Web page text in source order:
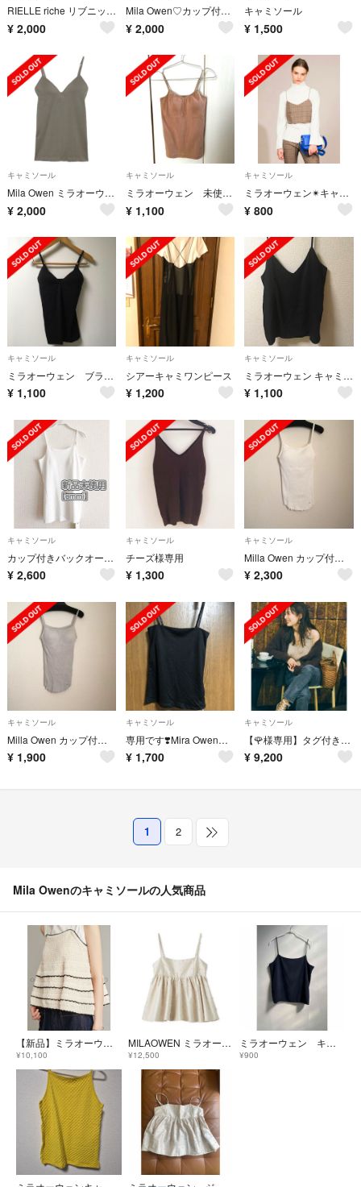
RIELLE riche リブニットキャミソール
¥ 2,000
Mila Owen♡カップ付きキャミソール
¥ 2,000
キャミソール
¥ 1,500
キャミソール
Mila Owen ミラオーウェン カップインキャミソール ブラトップ モカ
¥ 2,000
キャミソール
ミラオーウェン 未使用カップ付きキャミソール
¥ 1,100
キャミソール
ミラオーウェン✴︎キャミソールビスチェ
¥ 800
キャミソール
ミラオーウェン ブラキャミソール 黒
¥ 1,100
キャミソール
シアーキャミワンピース
¥ 1,200
キャミソール
ミラオーウェン キャミソール
¥ 1,100
キャミソール
カップ付きバックオープンキャミソール【emmi】
¥ 2,600
キャミソール
チーズ様専用
¥ 1,300
キャミソール
Milla Owen カップ付きキャミソール
¥ 2,300
キャミソール
Milla Owen カップ付きキャミソール
¥ 1,900
キャミソール
専用です❣️Mira OwenカップインベアTOP 新品タグ付き
¥ 1,700
キャミソール
【🌹様専用】タグ付き★ネット完売多数 ウィムガゼット サテンキャミ
¥ 9,200
1 2
Mila Owenのキャミソールの人気商品
【新品】ミラオーウェン クロシェニットキャミ IVR
¥10,100
MILAOWEN ミラオーエン ジャガードペプラムキャミトップス
¥12,500
ミラオーウェン キャミソール
¥900